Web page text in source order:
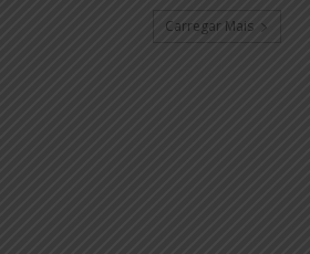
Carregar Mais